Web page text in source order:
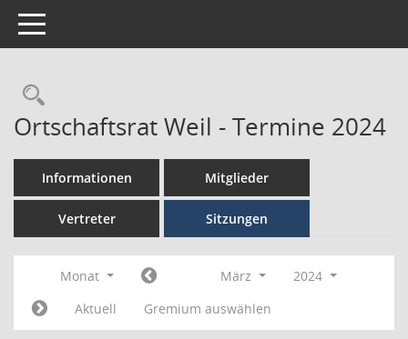
Toggle navigation
Ortschaftsrat Weil - Termine 2024
Informationen Mitglieder
Vertreter Sitzungen
Monat März
2024
Aktuell
Gremium auswählen